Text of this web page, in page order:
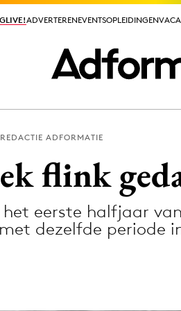
ADVERTERENEVENTSOPLEIDINGEN
ADVERTERENEVENTSOPLEIDINGEN
REDACTIE ADFORMATIE
flink
eerste halfjaar
dezelfde periode